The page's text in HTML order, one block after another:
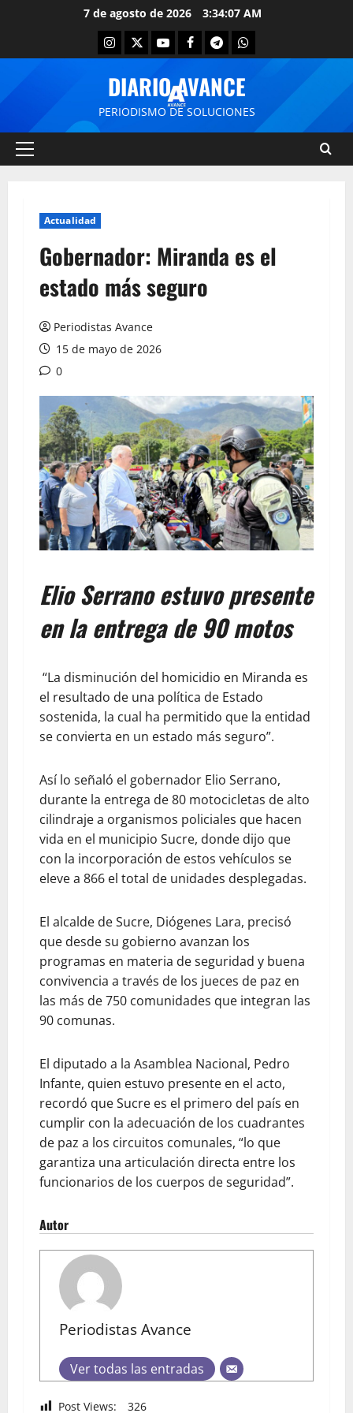
7 de agosto de 2026 3:34:08 AM
DIARIO AVANCE
PERIODISMO DE SOLUCIONES
Actualidad
Gobernador: Miranda es el
estado más seguro
Periodistas Avance
15 de mayo de 2026
0
Elio Serrano estuvo presente
en la entrega de 90 motos
“La disminución del homicidio en Miranda es
el resultado de una política de Estado
sostenida, la cual ha permitido que la entidad
se convierta en un estado más seguro”.
Así lo señaló el gobernador Elio Serrano,
durante la entrega de 80 motocicletas de alto
cilindraje a organismos policiales que hacen
vida en el municipio Sucre, donde dijo que
con la incorporación de estos vehículos se
eleve a 866 el total de unidades desplegadas.
El alcalde de Sucre, Diógenes Lara, precisó
que desde su gobierno avanzan los
programas en materia de seguridad y buena
convivencia a través de los jueces de paz en
las más de 750 comunidades que integran las
90 comunas.
El diputado a la Asamblea Nacional, Pedro
Infante, quien estuvo presente en el acto,
recordó que Sucre es el primero del país en
cumplir con la adecuación de los cuadrantes
de paz a los circuitos comunales, “lo que
garantiza una articulación directa entre los
funcionarios de los cuerpos de seguridad”.
Autor
Periodistas Avance
Ver todas las entradas
Post Views: 326